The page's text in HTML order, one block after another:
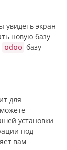
увидеть экран
новую базу
odoo базу
для
установки
под
вам